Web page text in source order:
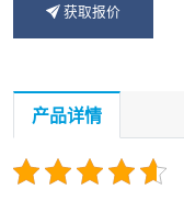
获取报价
产品详情